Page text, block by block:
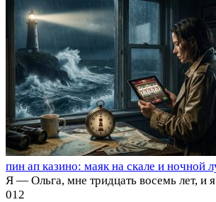
пин ап казино: маяк на скале и ночной
Я — Ольга, мне тридцать восемь лет, и
012